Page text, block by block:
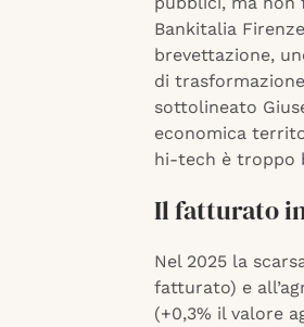
Bankitalia
brevettazione,
di
sottolineato
economica
hi-tech è troppo
Il fatturato
Nel 2025 la
fatturato) e
(+0,3% il valore